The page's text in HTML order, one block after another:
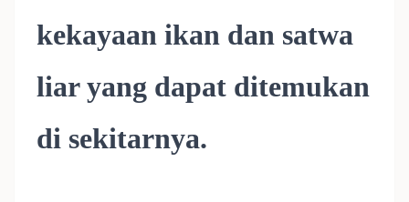
kekayaan ikan dan satwa
liar yang dapat ditemukan
di sekitarnya.